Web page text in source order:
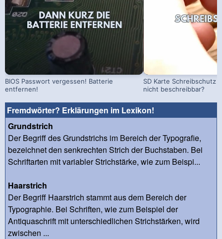
BIOS Passwort vergessen! Batterie
entfernen!
SD Karte Schreibschutz
nicht beschreibbar?
Fremdwörter? Erklärungen im Lexikon!
Grundstrich
Der Begriff des Grundstrichs im Bereich der Typografie,
bezeichnet den senkrechten Strich der Buchstaben. Bei
Schriftarten mit variabler Strichstärke, wie zum Beispi...
Haarstrich
Der Begriff Haarstrich stammt aus dem Bereich der
Typographie. Bei Schriften, wie zum Beispiel der
Antiquaschrift mit unterschiedlichen Strichstärken, wird
zwischen ...